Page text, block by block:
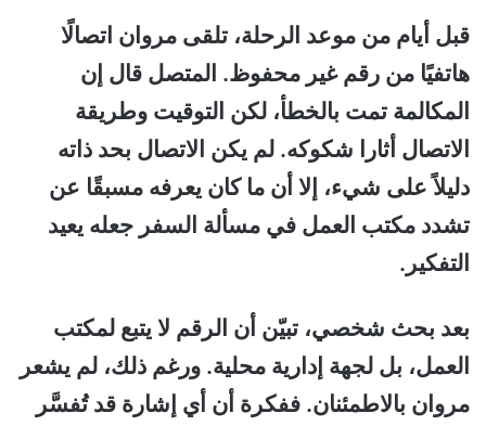
قبل أيام من موعد الرحلة، تلقى مروان اتصالًا
هاتفيًا من رقم غير محفوظ. المتصل قال إن
المكالمة تمت بالخطأ، لكن التوقيت وطريقة
الاتصال أثارا شكوكه. لم يكن الاتصال بحد ذاته
دليلاً على شيء، إلا أن ما كان يعرفه مسبقًا عن
تشدد مكتب العمل في مسألة السفر جعله يعيد
التفكير.
بعد بحث شخصي، تبيّن أن الرقم لا يتبع لمكتب
العمل، بل لجهة إدارية محلية. ورغم ذلك، لم يشعر
مروان بالاطمئنان. ففكرة أن أي إشارة قد تُفسَّر